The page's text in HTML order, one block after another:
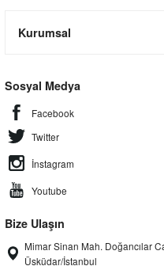
Kurumsal
Sosyal Medya
Facebook
Twitter
İnstagram
Youtube
Bize Ulaşın
Mimar Sinan Mah. Doğancılar
Üsküdar/İstanbul